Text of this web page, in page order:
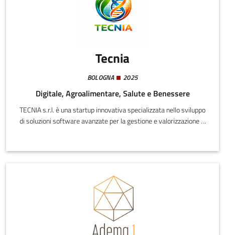
Tecnia
BOLOGNA 2025
Digitale, Agroalimentare, Salute e Benessere
TECNIA s.r.l. è una startup innovativa specializzata nello sviluppo
di soluzioni software avanzate per la gestione e valorizzazione di
modelli informativi evoluti e approccio sistemico, con particolare